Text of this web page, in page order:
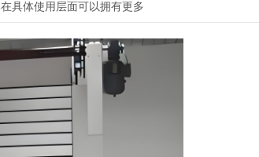
具体使用层面可以拥有更多